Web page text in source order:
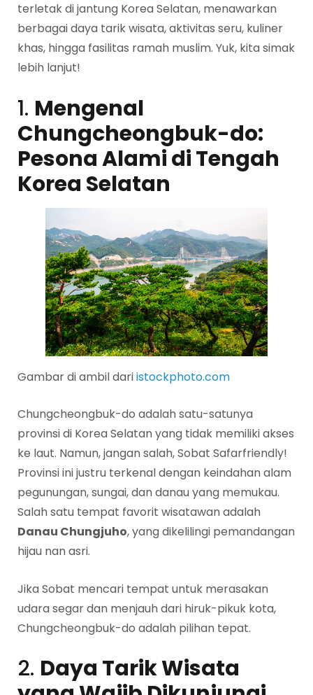
terletak di jantung Korea Selatan, menawarkan
berbagai daya tarik wisata, aktivitas seru, kuliner
khas, hingga fasilitas ramah muslim. Yuk, kita simak
lebih lanjut!
1. Mengenal
Chungcheongbuk-do:
Pesona Alami di Tengah
Korea Selatan
Gambar di ambil dariistockphoto.com
Chungcheongbuk-do adalah satu-satunya
provinsi di Korea Selatan yang tidak memiliki akses
ke laut. Namun, jangan salah, Sobat Safarfriendly!
Provinsi ini justru terkenal dengan keindahan alam
pegunungan, sungai, dan danau yang memukau.
Salah satu tempat favorit wisatawan adalah
Danau Chungjuho, yang dikelilingi pemandangan
hijau nan asri.
Jika Sobat mencari tempat untuk merasakan
udara segar dan menjauh dari hiruk-pikuk kota,
Chungcheongbuk-do adalah pilihan tepat.
2. Daya Tarik Wisata